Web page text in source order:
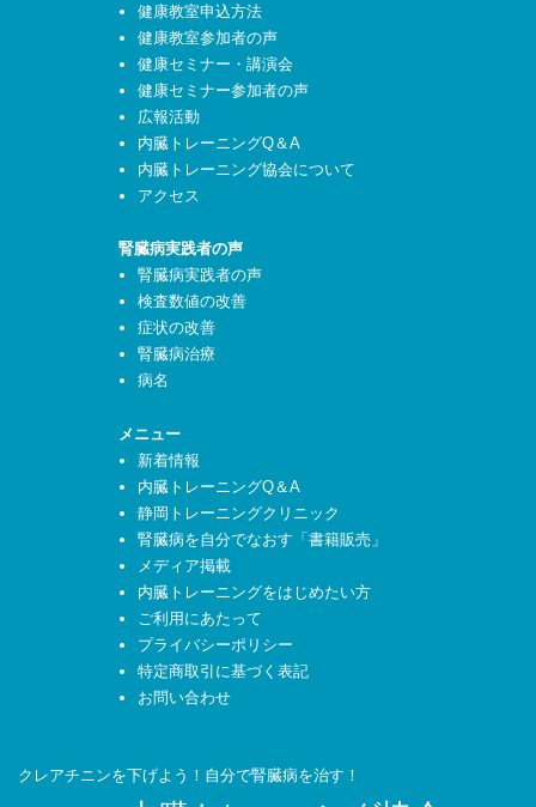
健康教室申込方法
健康教室参加者の声
健康セミナー・講演会
健康セミナー参加者の声
広報活動
内臓トレーニングQ＆A
内臓トレーニング協会について
アクセス
腎臓病実践者の声
腎臓病実践者の声
検査数値の改善
症状の改善
腎臓病治療
病名
メニュー
新着情報
内臓トレーニングQ＆A
静岡トレーニングクリニック
腎臓病を自分でなおす「書籍販売」
メディア掲載
内臓トレーニングをはじめたい方
ご利用にあたって
プライバシーポリシー
特定商取引に基づく表記
お問い合わせ
クレアチニンを下げよう！自分で腎臓病を治す！